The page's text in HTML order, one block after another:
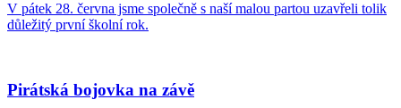
V pátek 28. června jsme společně s naší malou partou uzavřeli tolik
důležitý první školní rok.
Pirátská bojovka na závě